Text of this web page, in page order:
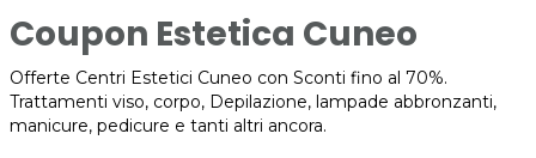
Coupon Estetica Cuneo
Offerte Centri Estetici Cuneo con Sconti fino al 70%.
Trattamenti viso, corpo, Depilazione, lampade abbronzanti,
manicure, pedicure e tanti altri ancora.